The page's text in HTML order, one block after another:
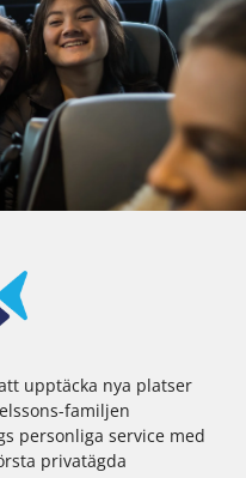
upptäcka nya platser
familjen
personliga service med
privatägda